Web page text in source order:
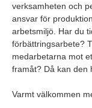
verksamheten och
ansvar för
arbetsmiljö. Har du
förbättringsarbete?
medarbetarna mot
framåt? Då kan den
Varmt välkommen